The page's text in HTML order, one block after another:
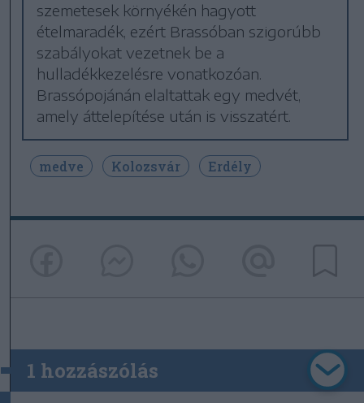
szemetesek környékén hagyott
ételmaradék, ezért Brassóban szigorúbb
szabályokat vezetnek be a
hulladékkezelésre vonatkozóan.
Brassópojánán elaltattak egy medvét,
amely áttelepítése után is visszatért.
medve Kolozsvár Erdély
1 hozzászólás